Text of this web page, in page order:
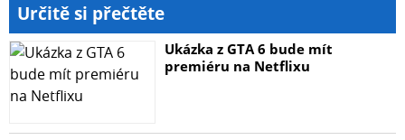
Určitě si přečtěte
Ukázka z GTA 6 bude mít
premiéru na Netflixu